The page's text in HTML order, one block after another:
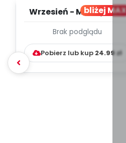
bliżej MAX
Wrzesień - MIESIĘCZNY
WYCHOWAWCZO –
DYDAKTYC...
Brak podglądu
Pobierz lub kup 24.99 zł